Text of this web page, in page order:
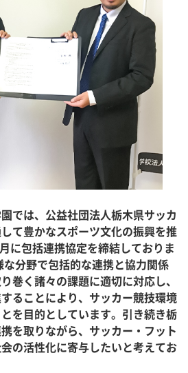
では、公益社団法人栃木県サッカ
て豊かなスポーツ文化の振興を推
に包括連携協定を締結しておりま
分野で包括的な連携と協力関係
巻く諸々の課題に適切に対応し、
ることにより、サッカー競技環境
を目的としています。引き続き栃
を取りながら、サッカー・フット
の活性化に寄与したいと考えてお